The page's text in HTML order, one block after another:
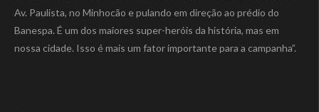
Av. Paulista, no Minhocão e pulando em direção ao prédio do
Banespa. É um dos maiores super-heróis da história, mas em
nossa cidade. Isso é mais um fator importante para a campanha”.